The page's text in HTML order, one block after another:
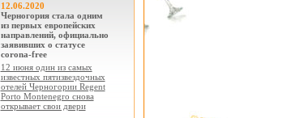
12.06.2020
Черногория стала одним
из первых европейских
направлений, официально
заявивших о статусе
corona-free
12 июня один из самых
известных пятизвездочных
отелей Черногории Regent
Porto Montenegro снова
открывает свои двери